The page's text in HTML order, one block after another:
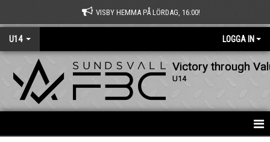
VISBY HEMMA PÅ LÖRDAG, 16:00!
U14 LOGGA IN
Victory through
U14